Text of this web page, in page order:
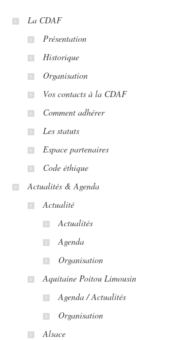
La CDAF
Présentation
Historique
Organisation
Vos contacts à la CDAF
Comment adhérer
Les statuts
Espace partenaires
Code éthique
Actualités & Agenda
Actualité
Actualités
Agenda
Organisation
Aquitaine Poitou Limousin
Agenda / Actualités
Organisation
Alsace